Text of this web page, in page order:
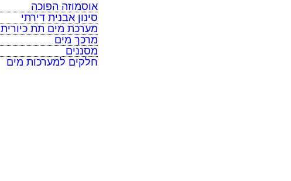
אוסמוזה הפוכה
סינון אבנית דירתי
מערכת מים תת כיורית
מרכך מים
מסננים
חלקים למערכות מים